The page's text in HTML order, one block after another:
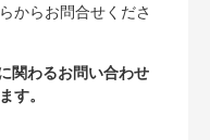
からお問合せくださ
関わるお問い合わせ
す。